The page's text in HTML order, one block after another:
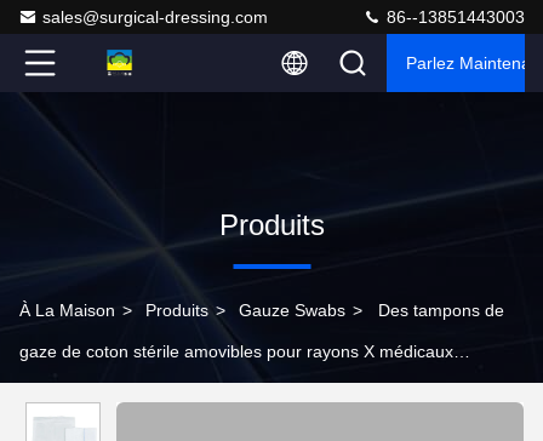
sales@surgical-dressing.com 86--13851443003
Parlez
Produits
À La Maison > Produits > Gauze Swabs > Des tampons de
gaze de coton stérile amovibles pour rayons X médicaux